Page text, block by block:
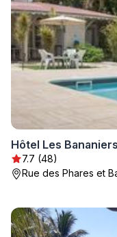
Hôtel Les Bananiers
7.7 (48)
Rue des Phares et